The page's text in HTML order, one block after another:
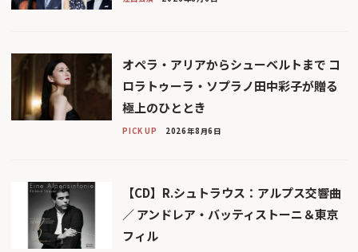
オペラ・アリアからシューベルトまで コ
ロラトゥーラ・ソプラノ田中彩子が贈る
極上のひととき
PICK UP 2026年8月6日
【CD】R.シュトラウス：アルプス交響曲
／ アンドレア・バッティストーニ＆東京
フィル